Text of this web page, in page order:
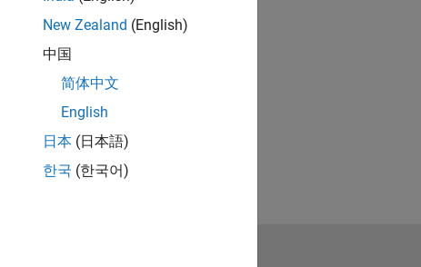
New Zealand (English)
中国
简体中文
English
日本 (日本語)
한국 (한국어)